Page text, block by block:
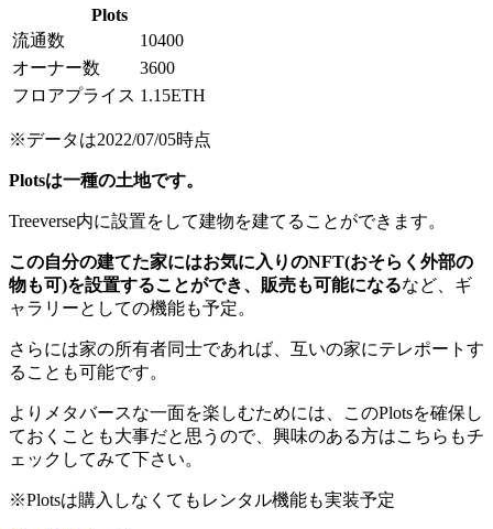
Plots
流通数
10400
オーナー数
3600
フロアプライス 1.15ETH
※データは2022/07/05時点
Plotsは一種の土地です。
Treeverse内に設置をして建物を建てることができます。
この自分の建てた家にはお気に入りのNFT(おそらく外部の
物も可)を設置することができ、販売も可能になるなど、ギ
ャラリーとしての機能も予定。
さらには家の所有者同士であれば、互いの家にテレポートす
ることも可能です。
よりメタバースな一面を楽しむためには、このPlotsを確保し
ておくことも大事だと思うので、興味のある方はこちらもチ
ェックしてみて下さい。
※Plotsは購入しなくてもレンタル機能も実装予定